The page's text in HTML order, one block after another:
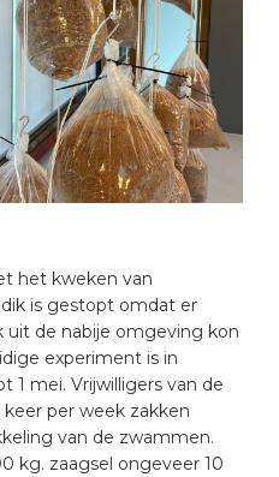
het kweken van
is gestopt omdat er
uit de nabije omgeving kon
experiment is in
1 mei. Vrijwilligers van de
per week zakken
van de zwammen.
kg. zaagsel ongeveer 10